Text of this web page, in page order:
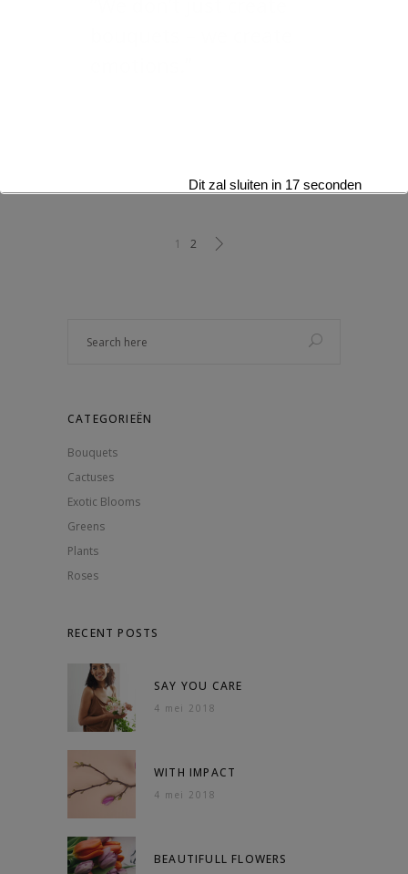
1 2
CATEGORIEËN
Bouquets
Cactuses
Exotic Blooms
Greens
Plants
Roses
RECENT POSTS
SAY YOU CARE
4 mei 2018
WITH IMPACT
4 mei 2018
BEAUTIFULL FLOWERS
Dit zal sluiten in 16 seconden